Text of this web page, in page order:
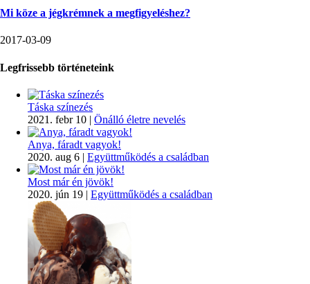
Mi köze a jégkrémnek a megfigyeléshez?
2017-03-09
Legfrissebb történeteink
Táska színezés
2021. febr 10 | Önálló életre nevelés
Anya, fáradt vagyok!
2020. aug 6 | Együttműködés a családban
Most már én jövök!
2020. jún 19 | Együttműködés a családban